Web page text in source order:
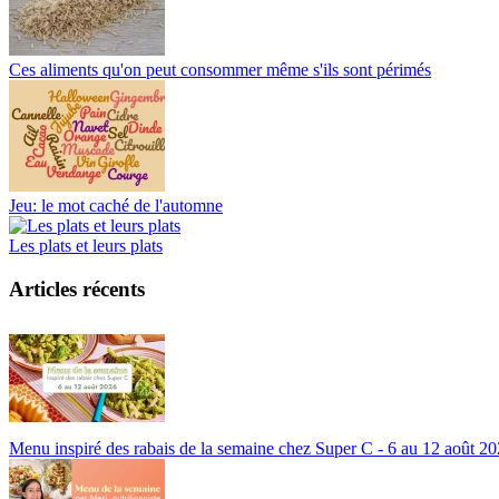
Ces aliments qu'on peut consommer même s'ils sont périmés
Jeu: le mot caché de l'automne
Les plats et leurs plats
Articles récents
Menu inspiré des rabais de la semaine chez Super C - 6 au 12 août